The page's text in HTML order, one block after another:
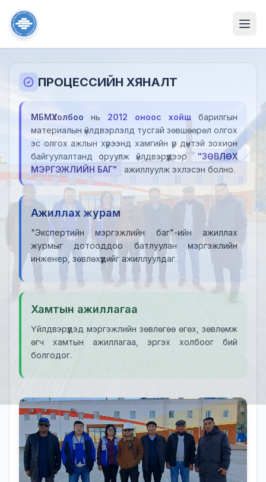
ПРОЦЕССИЙН ХЯНАЛТ
МБМҮХолбоо нь 2012 оноос хойшбарилгын
материалын үйлдвэрлэлд тусгай зөвшөөрөл олгох
эс олгох ажлын хүрээнд хамгийн үр дүнтэй зохион
байгуулалтанд оруулж үйлдвэрүүдээр
"ЗӨВЛӨХ
МЭРГЭЖЛИЙН БАГ"
ажиллуулж эхлэсэн болно.
Ажиллах журам
"Экспертийн мэргэжлийн баг"-ийн ажиллах
журмыг дотооддоо батлуулан мэргэжлийн
инженер, зөвлөхүүдийг ажиллуулдаг.
Хамтын ажиллагаа
Үйлдвэрүүдэд мэргэжлийн зөвлөгөө өгөх, зөвлөмж
өгч хамтын ажиллагаа, эргэх холбоог бий
болгодог.